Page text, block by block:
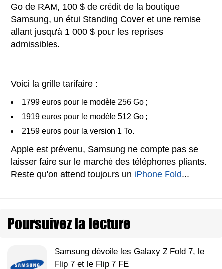
Go de RAM, 100 $ de crédit de la boutique
Samsung, un étui Standing Cover et une remise
allant jusqu'à 1 000 $ pour les reprises
admissibles.
Voici la grille tarifaire :
1799 euros pour le modèle 256 Go ;
1919 euros pour le modèle 512 Go ;
2159 euros pour la version 1 To.
Apple est prévenu, Samsung ne compte pas se
laisser faire sur le marché des téléphones pliants.
Reste qu'on attend toujours un iPhone Fold...
Poursuivez la lecture
Samsung dévoile les Galaxy Z Fold 7, le
Flip 7 et le Flip 7 FE